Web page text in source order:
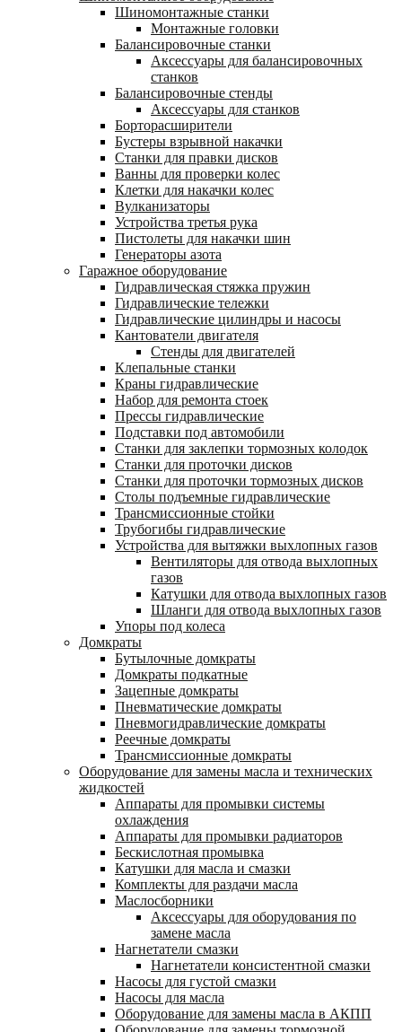
Шиномонтажные станки
Монтажные головки
Балансировочные станки
Аксессуары для балансировочных
станков
Балансировочные стенды
Аксессуары для станков
Борторасширители
Бустеры взрывной накачки
Станки для правки дисков
Ванны для проверки колес
Клетки для накачки колес
Вулканизаторы
Устройства третья рука
Пистолеты для накачки шин
Генераторы азота
Гаражное оборудование
Гидравлическая стяжка пружин
Гидравлические тележки
Гидравлические цилиндры и насосы
Кантователи двигателя
Стенды для двигателей
Клепальные станки
Краны гидравлические
Набор для ремонта стоек
Прессы гидравлические
Подставки под автомобили
Станки для заклепки тормозных колодок
Станки для проточки дисков
Станки для проточки тормозных дисков
Столы подъемные гидравлические
Трансмиссионные стойки
Трубогибы гидравлические
Устройства для вытяжки выхлопных газов
Вентиляторы для отвода выхлопных
газов
Катушки для отвода выхлопных газов
Шланги для отвода выхлопных газов
Упоры под колеса
Домкраты
Бутылочные домкраты
Домкраты подкатные
Зацепные домкраты
Пневматические домкраты
Пневмогидравлические домкраты
Реечные домкраты
Трансмиссионные домкраты
Оборудование для замены масла и технических
жидкостей
Аппараты для промывки системы
охлаждения
Аппараты для промывки радиаторов
Бескислотная промывка
Катушки для масла и смазки
Комплекты для раздачи масла
Маслосборники
Аксессуары для оборудования по
замене масла
Нагнетатели смазки
Нагнетатели консистентной смазки
Насосы для густой смазки
Насосы для масла
Оборудование для замены масла в АКПП